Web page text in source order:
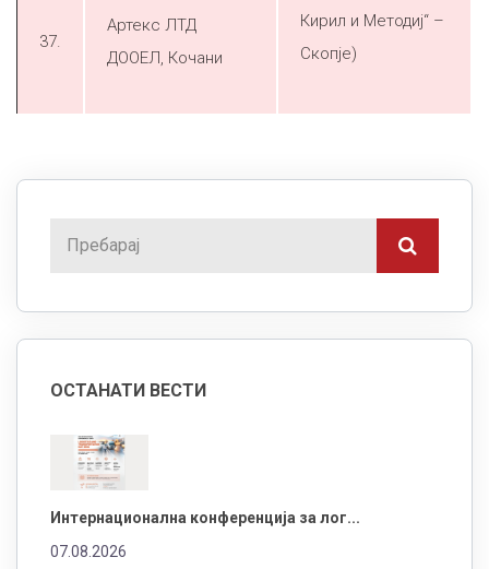
Кирил и Методиј“ –
Скопје)
37.
Артекс ЛТД
ДООЕЛ, Кочани
ОСТАНАТИ ВЕСТИ
Интернационална конференција за лог...
07.08.2026